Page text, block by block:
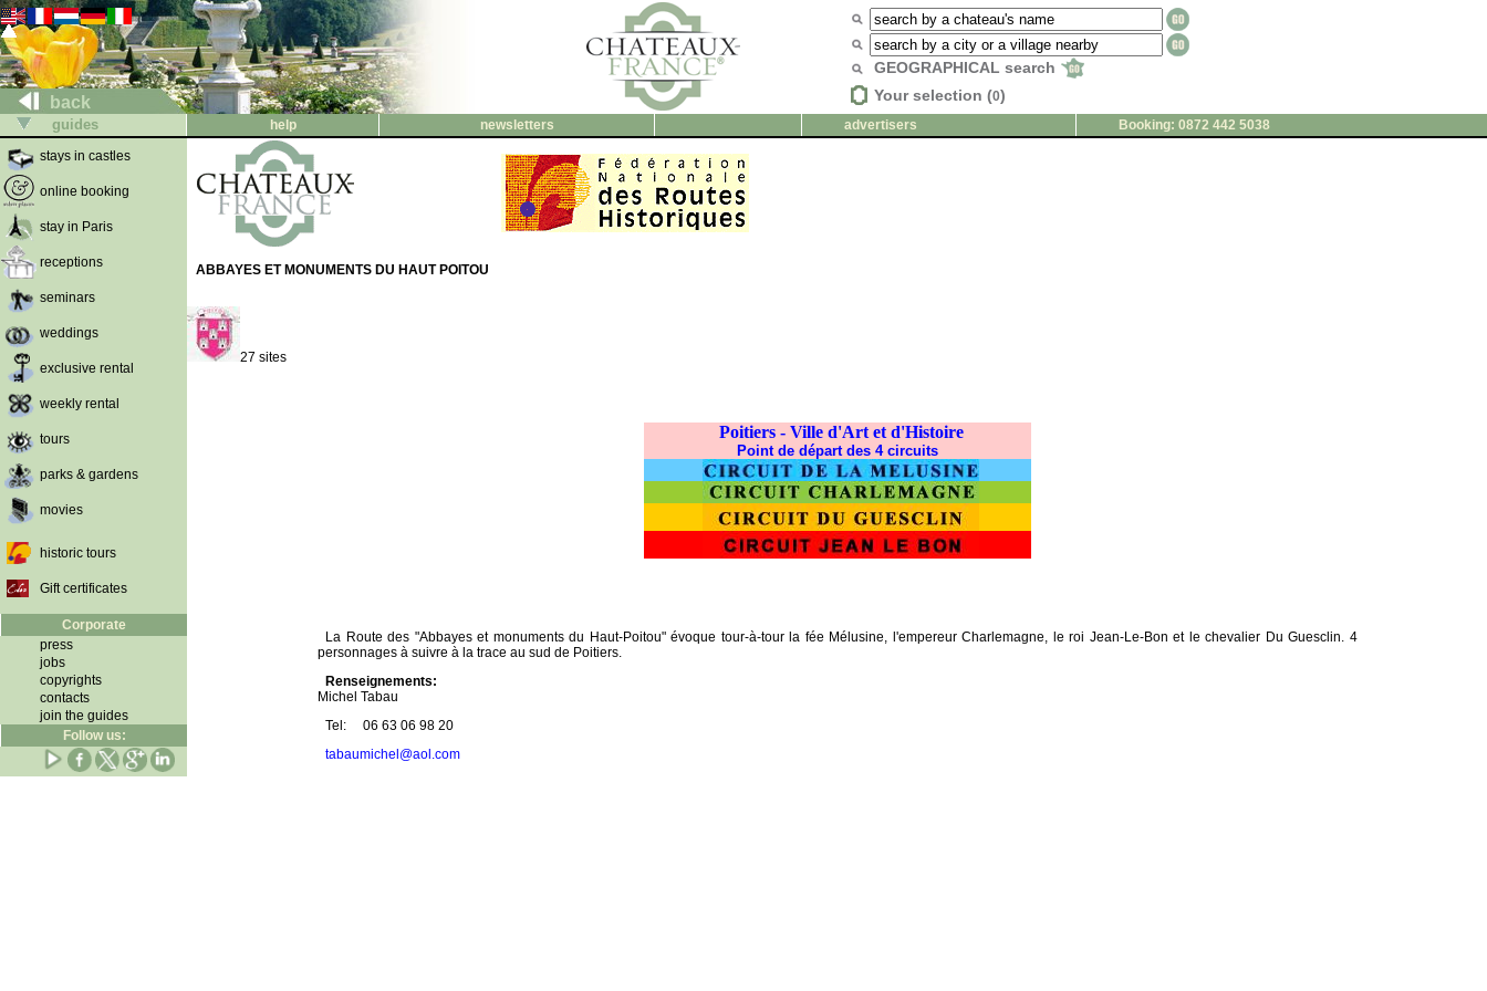
back
GEOGRAPHICAL search
Your selection (0)
guides help newsletters advertisers
Booking: 0872 442 5038
stays in castles
online booking
stay in Paris
receptions
seminars
weddings
exclusive rental
weekly rental
tours
parks & gardens
movies
historic tours
Gift certificates
Corporate
press
jobs
copyrights
contacts
join the guides
Follow us:
ABBAYES ET MONUMENTS DU HAUT POITOU
27 sites
Poitiers - Ville d'Art et d'Histoire
Point de départ des 4 circuits
La Route des "Abbayes et monuments du Haut-Poitou" évoque tour-à-tour la fée Mélusine, l'empereur Charlemagne, le roi Jean-Le-Bon et le chevalier Du Guesclin. 4
personnages à suivre à la trace au sud de Poitiers.
Renseignements:
Michel Tabau
Tel:
06 63 06 98 20
tabaumichel@aol.com